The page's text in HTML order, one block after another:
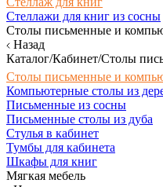
Стеллажи для книг из сосны
Столы письменные и
Назад
Каталог/Кабинет/Столы
Столы письменные и
Компьютерные столы из
Письменные из сосны
Письменные столы из дуба
Стулья в кабинет
Тумбы для кабинета
Шкафы для книг
Мягкая мебель